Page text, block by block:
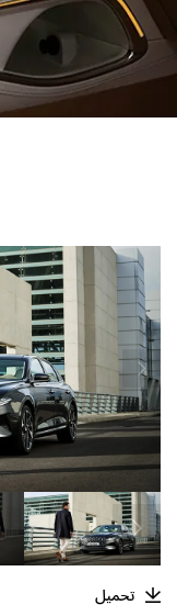
تحميل